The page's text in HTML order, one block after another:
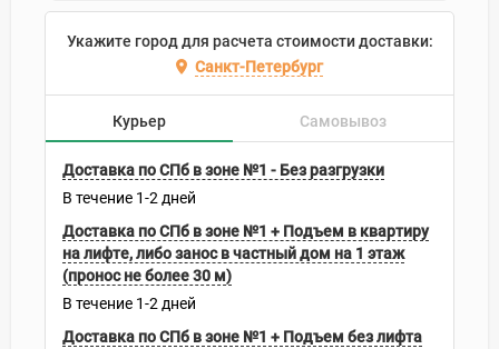
Укажите город для расчета стоимости доставки:
Санкт-Петербург
Курьер Самовывоз
Доставка по СПб в зоне №1 - Без разгрузки
В течение 1-2 дней
Доставка по СПб в зоне №1 + Подъем в квартиру
на лифте, либо занос в частный дом на 1 этаж
(пронос не более 30 м)
В течение 1-2 дней
Доставка по СПб в зоне №1 + Подъем без лифта